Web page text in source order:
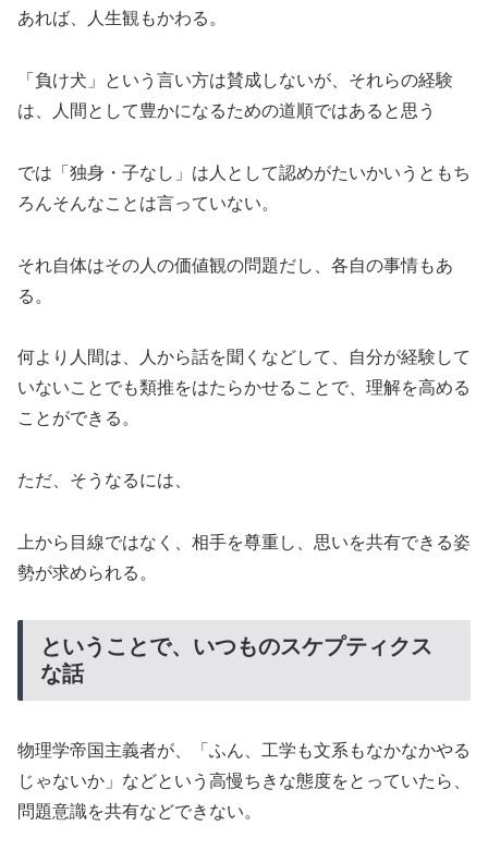
あれば、人生観もかわる。
「負け犬」という言い方は賛成しないが、それらの経験
は、人間として豊かになるための道順ではあると思う
では「独身・子なし」は人として認めがたいかいうともち
ろんそんなことは言っていない。
それ自体はその人の価値観の問題だし、各自の事情もあ
る。
何より人間は、人から話を聞くなどして、自分が経験して
いないことでも類推をはたらかせることで、理解を高める
ことができる。
ただ、そうなるには、
上から目線ではなく、相手を尊重し、思いを共有できる姿
勢が求められる。
ということで、いつものスケプティクス
な話
物理学帝国主義者が、「ふん、工学も文系もなかなかやる
じゃないか」などという高慢ちきな態度をとっていたら、
問題意識を共有などできない。